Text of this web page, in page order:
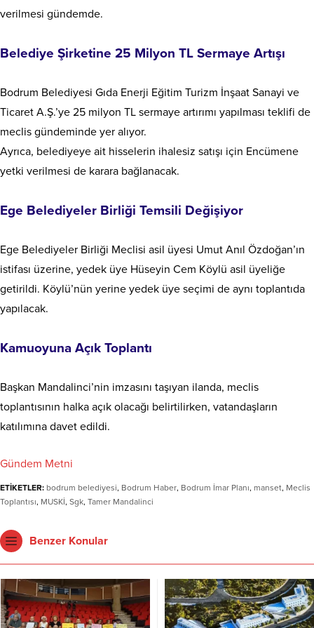
verilmesi gündemde.
Belediye Şirketine 25 Milyon TL Sermaye Artışı
Bodrum Belediyesi Gıda Enerji Eğitim Turizm İnşaat Sanayi ve
Ticaret A.Ş.’ye 25 milyon TL sermaye artırımı yapılması teklifi de
meclis gündeminde yer alıyor.
Ayrıca, belediyeye ait hisselerin ihalesiz satışı için Encümene
yetki verilmesi de karara bağlanacak.
Ege Belediyeler Birliği Temsili Değişiyor
Ege Belediyeler Birliği Meclisi asil üyesi Umut Anıl Özdoğan’ın
istifası üzerine, yedek üye Hüseyin Cem Köylü asil üyeliğe
getirildi. Köylü’nün yerine yedek üye seçimi de aynı toplantıda
yapılacak.
Kamuoyuna Açık Toplantı
Başkan Mandalinci’nin imzasını taşıyan ilanda, meclis
toplantısının halka açık olacağı belirtilirken, vatandaşların
katılımına davet edildi.
Gündem Metni
ETİKETLER: bodrum belediyesi, Bodrum Haber, Bodrum İmar Planı, manset, Meclis
Toplantısı, MUSKİ, Sgk, Tamer Mandalinci
Benzer Konular